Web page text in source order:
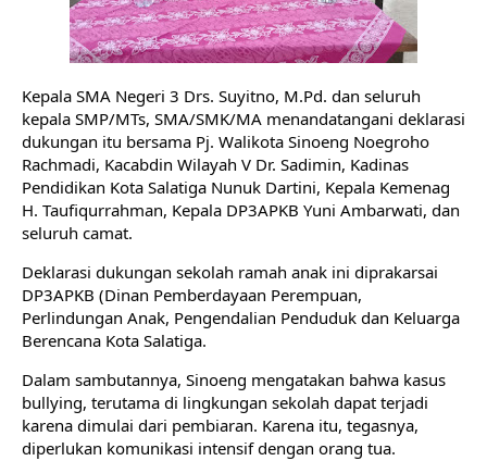
Kepala SMA Negeri 3 Drs. Suyitno, M.Pd. dan seluruh
kepala SMP/MTs, SMA/SMK/MA menandatangani deklarasi
dukungan itu bersama Pj. Walikota Sinoeng Noegroho
Rachmadi, Kacabdin Wilayah V Dr. Sadimin, Kadinas
Pendidikan Kota Salatiga Nunuk Dartini, Kepala Kemenag
H. Taufiqurrahman, Kepala DP3APKB Yuni Ambarwati, dan
seluruh camat.
Deklarasi dukungan sekolah ramah anak ini diprakarsai
DP3APKB (Dinan Pemberdayaan Perempuan,
Perlindungan Anak, Pengendalian Penduduk dan Keluarga
Berencana Kota Salatiga.
Dalam sambutannya, Sinoeng mengatakan bahwa kasus
bullying, terutama di lingkungan sekolah dapat terjadi
karena dimulai dari pembiaran. Karena itu, tegasnya,
diperlukan komunikasi intensif dengan orang tua.